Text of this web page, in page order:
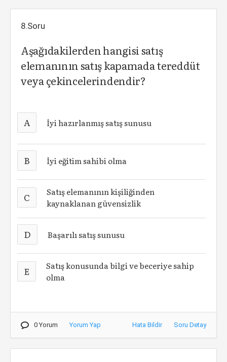
8.Soru
Aşağıdakilerden hangisi satış
elemanının satış kapamada tereddüt
veya çekincelerindendir?
A İyi hazırlanmış satış sunusu
B İyi eğitim sahibi olma
C
Satış elemanının kişiliğinden
kaynaklanan güvensizlik
D Başarılı satış sunusu
E
Satış konusunda bilgi ve beceriye sahip
olma
0 Yorum Yorum Yap Hata Bildir Soru Detay